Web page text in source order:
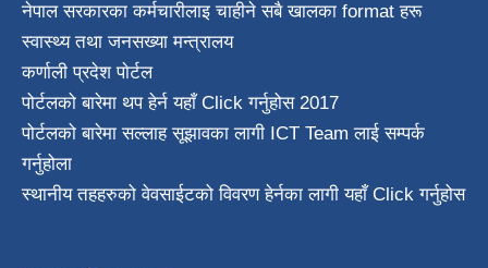
नेपाल सरकारका कर्मचारीलाइ चाहीने सबै खालका format हरू
स्वास्थ्य तथा जनस‌ख्या मन्त्रालय
कर्णाली प्रदेश पाेर्टल
पोर्टलको बारेमा थप हेर्नयहाँ Click गर्नुहोस2017
पोर्टलको बारेमा सल्लाह सूझावका लागी ICT Teamलाई सम्पर्क
गर्नुहोला
स्थानीय तहहरुको वेवसाईटको विवरण हेर्नका लागी यहाँ Click गर्नुहोस